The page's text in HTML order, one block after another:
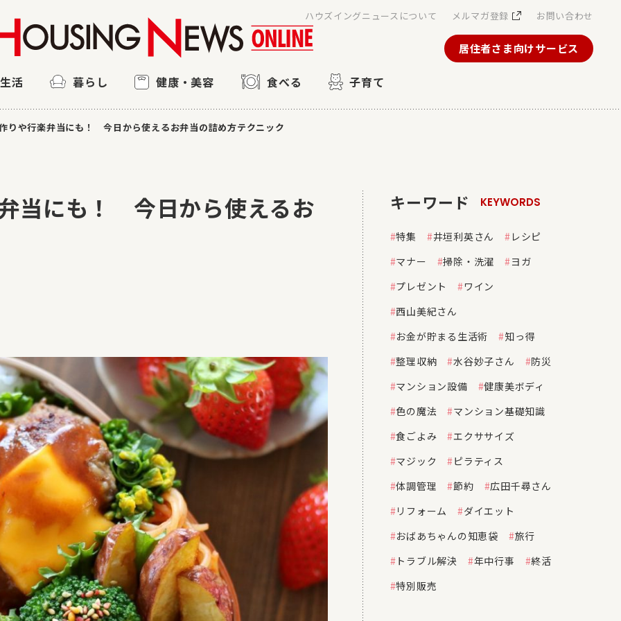
活 暮らし 健康・美容 食べる 子育て
ハウズイングニュースについて メルマガ登録 お問い合わせ
居住者さま向けサービス
りや行楽弁当にも！ 今日から使えるお弁当の詰め方テクニック
当にも！ 今日から使えるお キーワード KEYWORDS
特集 井垣利英さん
レシピ
マナー
掃除・洗濯
ヨガ
プレゼント
ワイン
西山美紀さん
お金が貯まる生活術
知っ得
整理収納
水谷妙子さん
防災
マンション設備
健康美ボディ
色の魔法
マンション基礎知識
食ごよみ
エクササイズ
マジック
ピラティス
体調管理
節約
広田千尋さん
リフォーム
ダイエット
おばあちゃんの知恵袋
旅行
トラブル解決
年中行事
終活
特別販売